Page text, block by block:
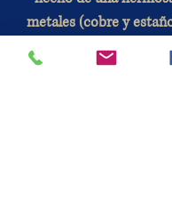
metales (cobre y
mantenido,